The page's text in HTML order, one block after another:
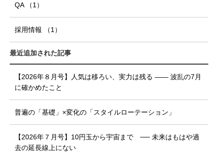
QA （1 ）
採用情報 （1 ）
最近追加された記事
【2026年８月号】人気は移ろい、実力は残る ―― 波乱の7月
に確かめたこと
普遍の「基礎」×変化の「スタイルローテーション」
【2026年７月号】10円玉から宇宙まで ── 未来はもはや過
去の延長線上にない